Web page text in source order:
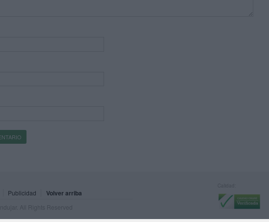
Publicidad Volver arriba